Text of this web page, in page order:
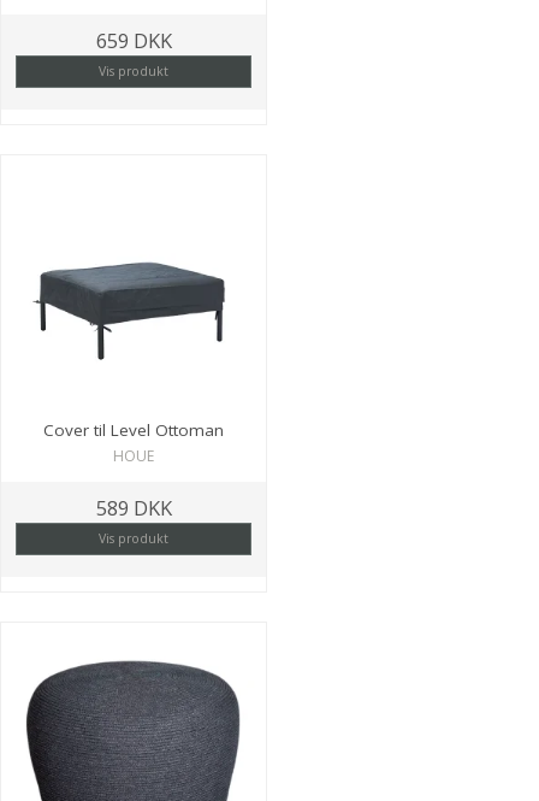
659 DKK
Vis produkt
Cover til Level Ottoman
HOUE
589 DKK
Vis produkt